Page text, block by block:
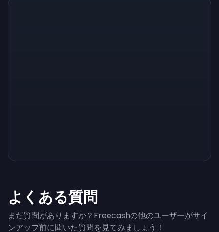
よくある質問
まだ質問がありますか？Freecashの他のユーザーがサイ
ンアップ前に聞いた質問を見てみましょう！